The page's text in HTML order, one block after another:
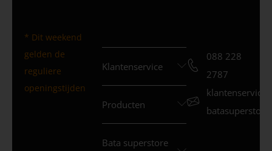
* Dit weekend
gelden de
reguliere
openingstijden
Klantenservice
Producten
Bata superstore
088 228
2787